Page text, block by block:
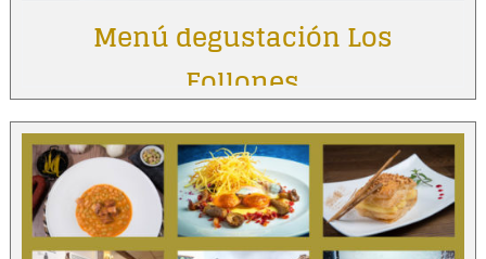
Menú degustación Los
Follones